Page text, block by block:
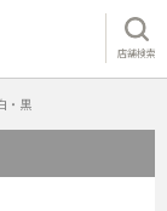
店舗検索
・黒